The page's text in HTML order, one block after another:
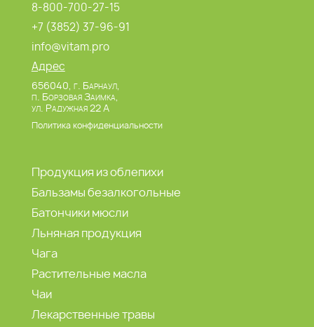
8-800-700-27-15
+7 (3852) 37-96-91
info@vitam.pro
Адрес
656040, г. Барнаул,
п. Борзовая Заимка,
ул. Радужная 22 А
Политика конфиденциальности
Продукция из облепихи
Бальзамы безалкогольные
Батончики мюсли
Льняная продукция
Чага
Растительные масла
Чаи
Лекарственные травы